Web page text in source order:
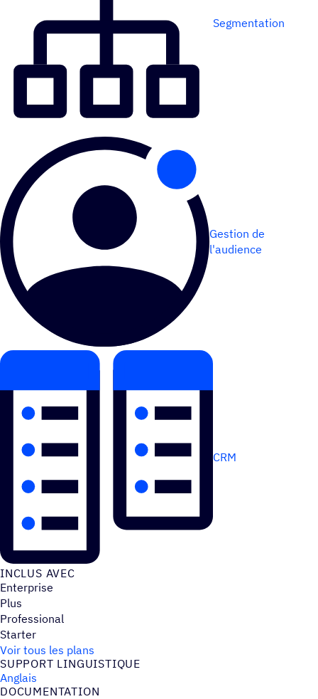
Segmentation
Gestion de
l'audience
CRM
INCLUS AVEC
Enterprise
Plus
Professional
Starter
Voir tous les plans
SUPPORT LINGUIS­TIQUE
Anglais
DOCU­MEN­TA­TION